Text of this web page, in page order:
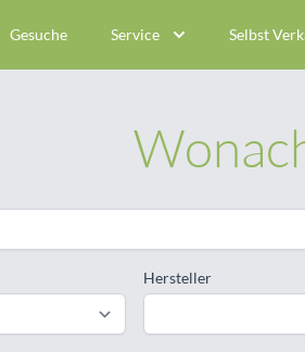
Gesuche Service Selbst
Hersteller